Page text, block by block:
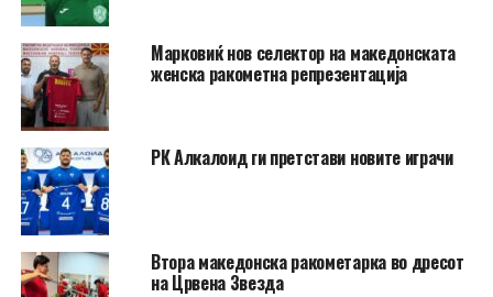
Марковиќ нов селектор на македонската
женска ракометна репрезентација
РК Алкалоид ги претстави новите играчи
Втора македонска ракометарка во дресот
на Црвена Звезда